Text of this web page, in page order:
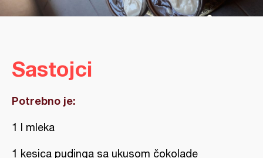
Sastojci
Potrebno je:
1 l mleka
1 kesica pudinga sa ukusom čokolade